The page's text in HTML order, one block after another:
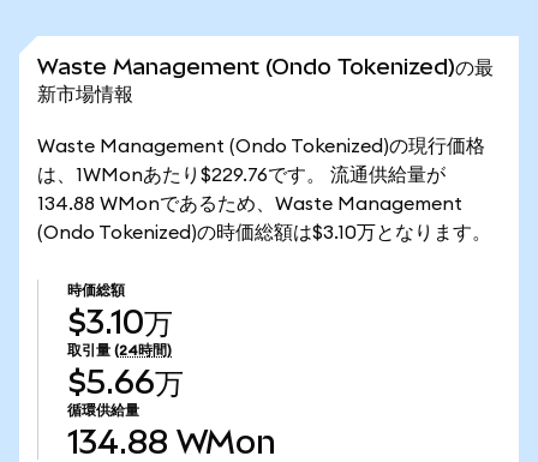
Waste Management (Ondo Tokenized)の最
新市場情報
Waste Management (Ondo Tokenized)の現行価格
は、1WMonあたり$229.76です。 流通供給量が
134.88 WMonであるため、Waste Management
(Ondo Tokenized)の時価総額は$3.10万となります。
時価総額
$3.10万
取引量 (24時間)
$5.66万
循環供給量
134.88 WMon